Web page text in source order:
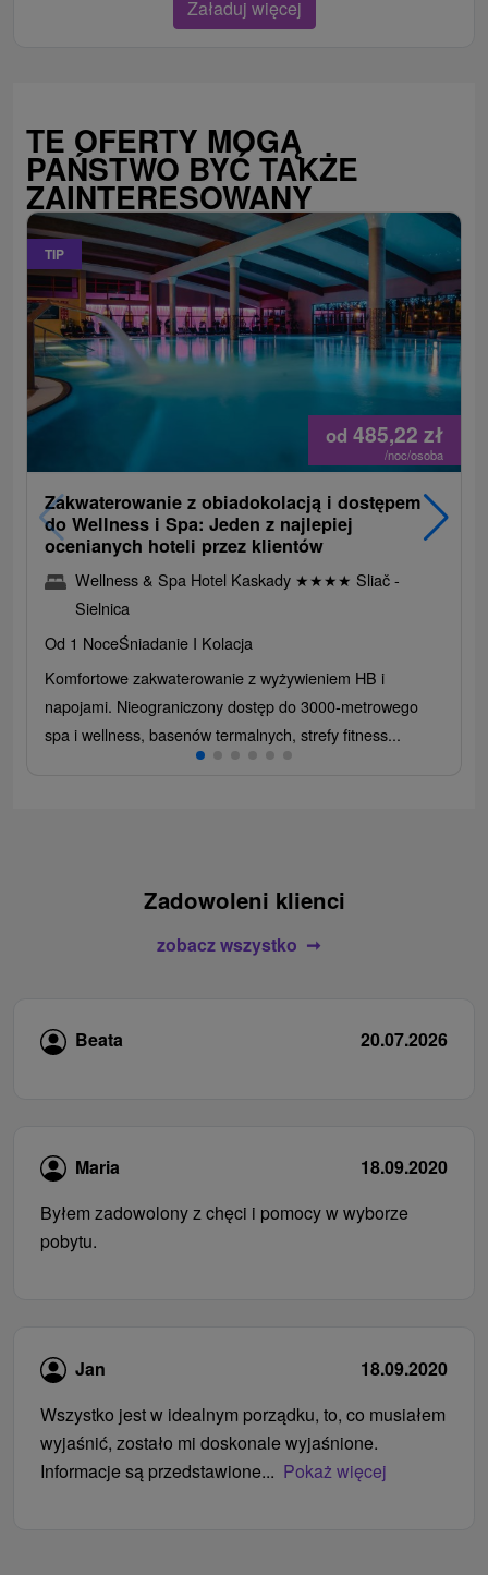
Załaduj więcej
TE OFERTY MOGĄ
PAŃSTWO BYĆ TAKŻE
ZAINTERESOWANY
TIP
od 485,22 zł
/noc/osoba
Zakwaterowanie z obiadokolacją i dostępem
do Wellness i Spa: Jeden z najlepiej
ocenianych hoteli przez klientów
Wellness & Spa Hotel Kaskady ★★★★ Sliač -
Sielnica
Od 1 NoceŚniadanie I Kolacja
Komfortowe zakwaterowanie z wyżywieniem HB i
napojami. Nieograniczony dostęp do 3000-metrowego
spa i wellness, basenów termalnych, strefy fitness...
Zadowoleni klienci
zobacz wszystko
Beata 20.07.2026
Maria
18.09.2020
Byłem zadowolony z chęci i pomocy w wyborze
pobytu.
Jan
18.09.2020
Wszystko jest w idealnym porządku, to, co musiałem
wyjaśnić, zostało mi doskonale wyjaśnione.
Informacje są przedstawione... Pokaż więcej